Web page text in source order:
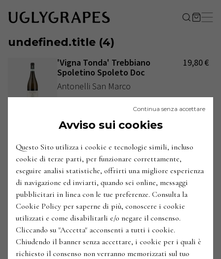
undefined.title (4)
'Vigna Tonda' Trebbiano
Spoletino Spoleto Doc
19,80€
Antonelli San Marco
'Colle Murello' Trebbiano
Leonardo Bussoletti
Italia / Umbria / Conca Ternana / San Gemini
ANNATE:20202023
'Arnèto' Trebbiano Spoletino
Umbria Igt
Tenuta Bellafonte
Italia / Umbria / Valle Umbra / Bevagna
ANNATE: 2016
Avviso sui cookies
Continua senza accettare
Questo Sito utilizza i cookie e tecnologie simili, incluso
cookie di terze parti, per funzionare correttamente,
eseguire analisi statistiche, offrirti una migliore esperienza
di navigazione ed inviarti, quando sei online, messaggi
pubblicitari in linea con le tue preferenze. Consulta la
Cookie Policy per saperne di più, conoscere i cookie
utilizzati e come disabilitarli e/o negare il consenso.
Cliccando su "Accetta" acconsenti a tutti i cookie.
Chiudendo il banner senza accettare, i cookie per i quali è
richiesto il consenso non verranno memorizzati sul tuo